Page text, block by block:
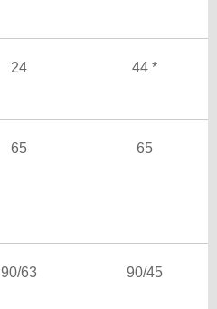
24 44 *
65 65
90/63 90/45